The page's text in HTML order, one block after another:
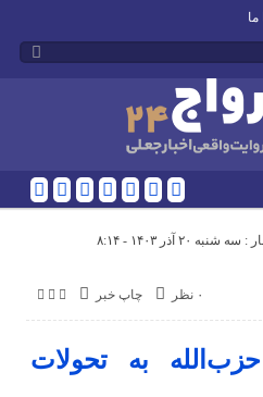
ما
۲۰ آذر ۱۴۰۳ - ۸:۱۴
چاپ خبر ۰ نظر
به تحولات